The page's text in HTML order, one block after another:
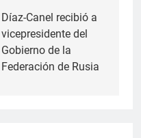
Díaz-Canel recibió a
vicepresidente del
Gobierno de la
Federación de Rusia